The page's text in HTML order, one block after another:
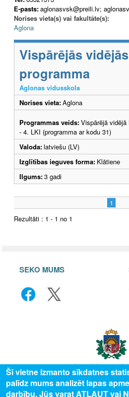
E-pasts:aglonasvsk@preili.lv;
Norises vieta(s) vai fakultāte(s):
Aglona
Vispārējās
programma
Aglonas vidusskola
Norises vieta:Aglona
Programmas veids:Vispārējā
- 4. LKI (programma ar kodu 31)
Valoda:latviešu (LV)
Izglītības ieguves forma: Klātiene
Ilgums:3 gadi
1
Rezultāti : 1 - 1 no 1
SEKO MUMS
© 2025 Valsts izglītības attīstības
Šī vietne izmanto sīkdatnes
palīdz mums analizēt lapas
darbību. Jūs varat ATĻAUT vai